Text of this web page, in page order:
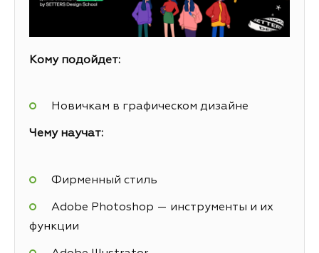
Кому подойдет:
Новичкам в графическом дизайне
Чему научат:
Фирменный стиль
Adobe Photoshop — инструменты и их
функции